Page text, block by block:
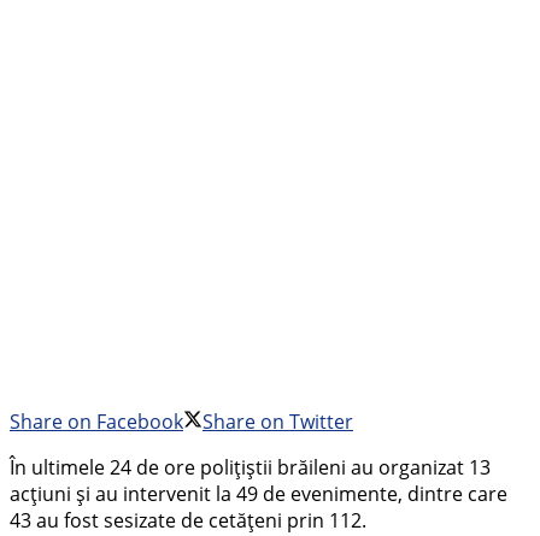
Share on Facebook
Share on Twitter
În ultimele 24 de ore polițiștii brăileni au organizat 13
acțiuni și au intervenit la 49 de evenimente, dintre care
43 au fost sesizate de cetățeni prin 112.